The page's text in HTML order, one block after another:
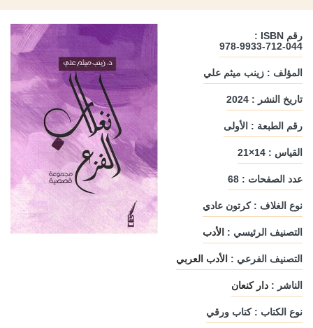
رقم ISBN :
978-9933-712-044
المؤلف : زينب ميثم علي
تاريخ النشر : 2024
رقم الطبعة : الأولى
القياس : 14×21
عدد الصفحات : 68
نوع الغلاف : كرتون عادي
التصنيف الرئيسي : الأدب
التصنيف الفرعي : الأدب العربي
الناشر : دار كنعان
نوع الكتاب : كتاب ورقي